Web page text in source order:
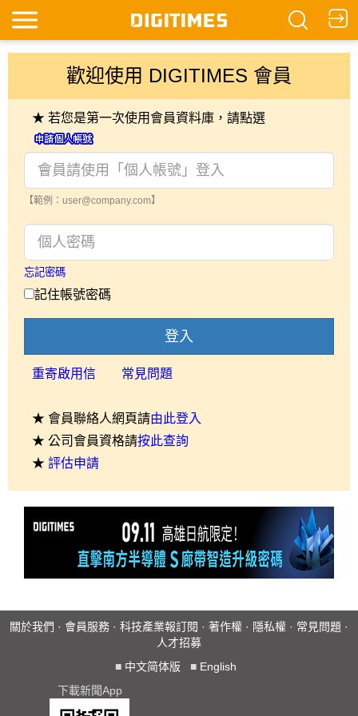
歡迎使用 DIGITIMES 會員
★ 若您是第一次使用會員資料庫，請點選
【範例：user@company.com】
忘記密碼
記住帳號密碼
登入
重寄啟用信 常見問題
★ 會員聯絡人網頁請由此登入
★ 公司會員資格請按此查詢
★ 評估申請
關於我們 · 會員服務 · 科技產業報訂閱 · 著作權 · 隱私權 · 常見問題 ·
人才招募
■ 中文简体版 ■ English
下載新聞App